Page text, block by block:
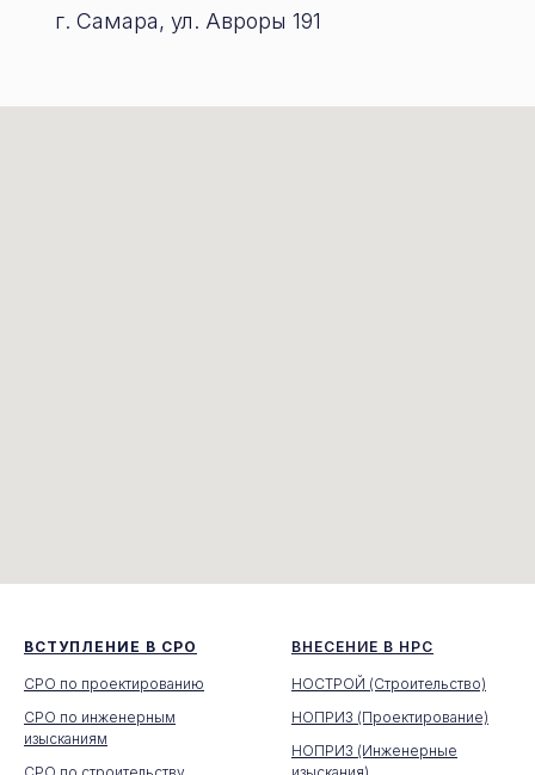
г. Самара, ул. Авроры 191
ВСТУПЛЕНИЕ В СРО
СРО по проектированию
СРО по инженерным
изысканиям
ВНЕСЕНИЕ В НРС
НОСТРОЙ (Строительство)
НОПРИЗ (Проектирование)
НОПРИЗ (Инженерные